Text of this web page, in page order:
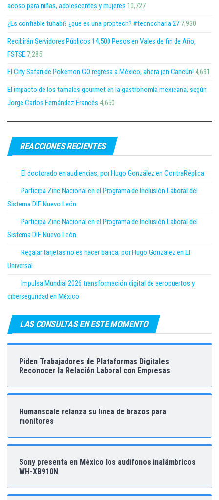
acoso para niñas, adolescentes y mujeres 10,727
¿Es confiable tuhabi? ¿que es una proptech? #tecnocharla 27 7,930
Recibirán Servidores Públicos 14,500 Pesos en Vales de fin de Año,
FSTSE 7,285
El City Safari de Pokémon GO regresa a México, ahora ¡en Cancún! 4,691
El impacto de los tamales gourmet en la gastronomía mexicana, según
Jorge Carlos Fernández Francés 4,650
REACCIONES RECIENTES
El doctorado en audiencias, por Hugo González en ContraRéplica
Participa Zinc Nacional en el Programa de Inclusión Laboral del
Sistema DIF Nuevo León
Participa Zinc Nacional en el Programa de Inclusión Laboral del
Sistema DIF Nuevo León
Regalar tarjetas no es hacer banca; por Hugo González en El
Universal
Impulsa Mundial 2026 transformación digital de aeropuertos y
ciberseguridad en México
LAS CONSULTAS EN ESTE MOMENTO
Piden Trabajadores de Plataformas Digitales
Reconocer la Relación Laboral con Empresas
Humanscale relanza su línea de brazos para
monitores
Sony presenta en México los audífonos inalámbricos
WH-XB910N